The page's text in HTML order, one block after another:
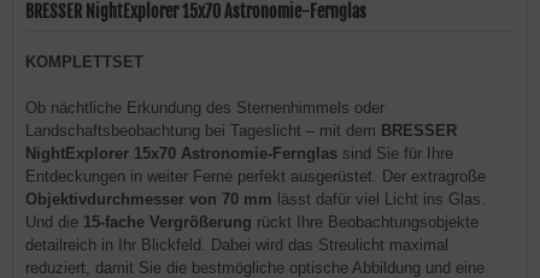
BRESSER NightExplorer 15x70 Astronomie-Fernglas
KOMPLETTSET
Ob nächtliche Erkundung des Sternenhimmels oder
Landschaftsbeobachtung bei Tageslicht – mit dem BRESSER
NightExplorer 15x70 Astronomie-Fernglas sind Sie für Ihre
Entdeckungen in weiter Ferne perfekt ausgerüstet. Der extragroße
Objektivdurchmesser von 70 mm lässt dafür viel Licht ins Glas.
Und die 15-fache Vergrößerung rückt Ihre Beobachtungsobjekte
detailreich in Ihr Blickfeld. Dabei wird das Streulicht maximal
reduziert, damit Sie die bestmögliche optische Abbildung und eine